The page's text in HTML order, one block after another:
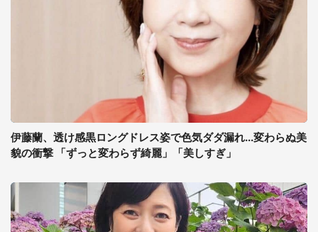
伊藤蘭、透け感黒ロングドレス姿で色気ダダ漏れ...変わらぬ美
貌の衝撃 「ずっと変わらず綺麗」「美しすぎ」